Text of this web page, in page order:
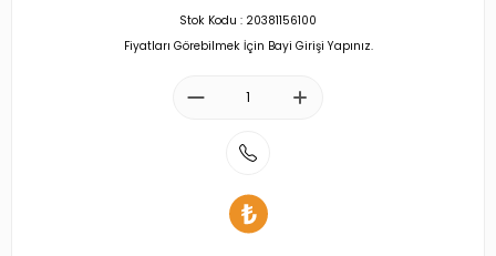
Stok Kodu : 20381156100
Fiyatları Görebilmek İçin Bayi Girişi Yapınız.